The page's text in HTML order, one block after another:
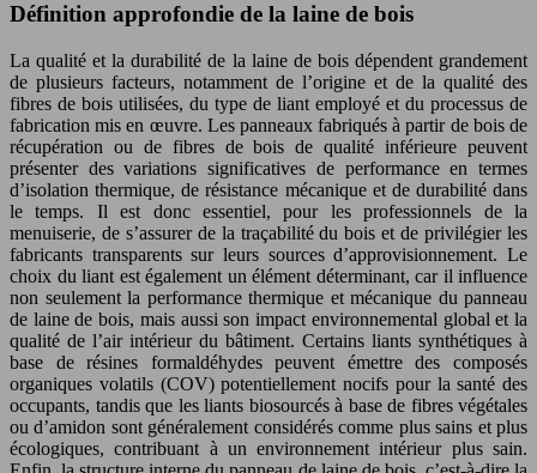
Définition approfondie de la laine de bois
La qualité et la durabilité de la laine de bois dépendent grandement
de plusieurs facteurs, notamment de l’origine et de la qualité des
fibres de bois utilisées, du type de liant employé et du processus de
fabrication mis en œuvre. Les panneaux fabriqués à partir de bois de
récupération ou de fibres de bois de qualité inférieure peuvent
présenter des variations significatives de performance en termes
d’isolation thermique, de résistance mécanique et de durabilité dans
le temps. Il est donc essentiel, pour les professionnels de la
menuiserie, de s’assurer de la traçabilité du bois et de privilégier les
fabricants transparents sur leurs sources d’approvisionnement. Le
choix du liant est également un élément déterminant, car il influence
non seulement la performance thermique et mécanique du panneau
de laine de bois, mais aussi son impact environnemental global et la
qualité de l’air intérieur du bâtiment. Certains liants synthétiques à
base de résines formaldéhydes peuvent émettre des composés
organiques volatils (COV) potentiellement nocifs pour la santé des
occupants, tandis que les liants biosourcés à base de fibres végétales
ou d’amidon sont généralement considérés comme plus sains et plus
écologiques, contribuant à un environnement intérieur plus sain.